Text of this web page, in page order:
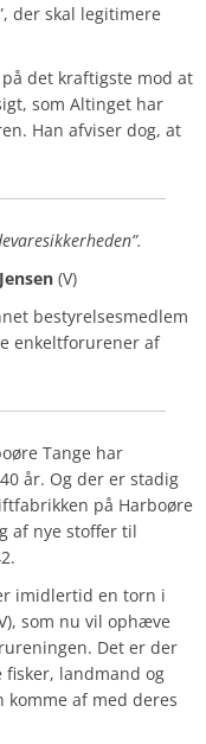
der skal legitimere
det kraftigste mod at
som Altinget har
Han afviser dog, at
(V)
bestyrelsesmedlem
enkeltforurener af
Tange har
år. Og der er stadig
på Harboøre
af nye stoffer til
imidlertid en torn i
som nu vil ophæve
Det er der
landmand og
komme af med deres